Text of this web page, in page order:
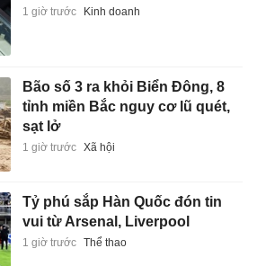
1 giờ trước Kinh doanh
Bão số 3 ra khỏi Biển Đông, 8
tỉnh miền Bắc nguy cơ lũ quét,
sạt lở
1 giờ trước Xã hội
Tỷ phú sắp Hàn Quốc đón tin
vui từ Arsenal, Liverpool
1 giờ trước Thể thao